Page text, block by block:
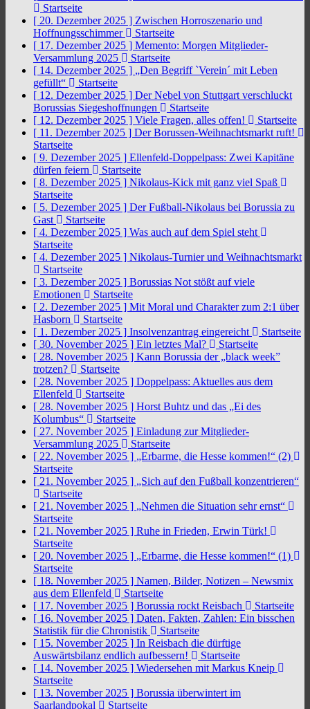
Startseite
[ 20. Dezember 2025 ] Zwischen Horroszenario und
Hoffnungsschimmer
Startseite
[ 17. Dezember 2025 ] Memento: Morgen Mitglieder-
Versammlung 2025
Startseite
[ 14. Dezember 2025 ] „Den Begriff `Verein´ mit Leben
gefüllt“
Startseite
[ 12. Dezember 2025 ] Der Nebel von Stuttgart verschluckt
Borussias Siegeshoffnungen
Startseite
[ 12. Dezember 2025 ] Viele Fragen, alles offen!
Startseite
[ 11. Dezember 2025 ] Der Borussen-Weihnachtsmarkt ruft!
Startseite
[ 9. Dezember 2025 ] Ellenfeld-Doppelpass: Zwei Kapitäne
dürfen feiern
Startseite
[ 8. Dezember 2025 ] Nikolaus-Kick mit ganz viel Spaß
Startseite
[ 5. Dezember 2025 ] Der Fußball-Nikolaus bei Borussia zu
Gast
Startseite
[ 4. Dezember 2025 ] Was auch auf dem Spiel steht
Startseite
[ 4. Dezember 2025 ] Nikolaus-Turnier und Weihnachtsmarkt
Startseite
[ 3. Dezember 2025 ] Borussias Not stößt auf viele
Emotionen
Startseite
[ 2. Dezember 2025 ] Mit Moral und Charakter zum 2:1 über
Hasborn
Startseite
[ 1. Dezember 2025 ] Insolvenzantrag eingereicht
Startseite
[ 30. November 2025 ] Ein letztes Mal?
Startseite
[ 28. November 2025 ] Kann Borussia der „black week”
trotzen?
Startseite
[ 28. November 2025 ] Doppelpass: Aktuelles aus dem
Ellenfeld
Startseite
[ 28. November 2025 ] Horst Buhtz und das „Ei des
Kolumbus“
Startseite
[ 27. November 2025 ] Einladung zur Mitglieder-
Versammlung 2025
Startseite
[ 22. November 2025 ] „Erbarme, die Hesse kommen!“ (2)
Startseite
[ 21. November 2025 ] „Sich auf den Fußball konzentrieren“
Startseite
[ 21. November 2025 ] „Nehmen die Situation sehr ernst“
Startseite
[ 21. November 2025 ] Ruhe in Frieden, Erwin Türk!
Startseite
[ 20. November 2025 ] „Erbarme, die Hesse kommen!“ (1)
Startseite
[ 18. November 2025 ] Namen, Bilder, Notizen – Newsmix
aus dem Ellenfeld
Startseite
[ 17. November 2025 ] Borussia rockt Reisbach
Startseite
[ 16. November 2025 ] Daten, Fakten, Zahlen: Ein bisschen
Statistik für die Chronistik
Startseite
[ 15. November 2025 ] In Reisbach die dürftige
Auswärtsbilanz endlich aufbessern!
Startseite
[ 14. November 2025 ] Wiedersehen mit Markus Kneip
Startseite
[ 13. November 2025 ] Borussia überwintert im
Saarlandpokal
Startseite